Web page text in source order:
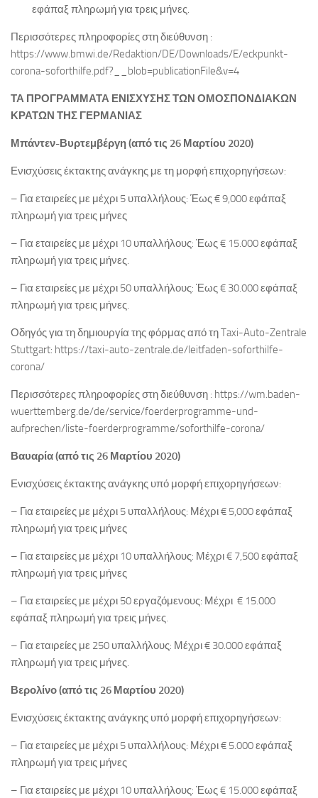
εφάπαξ πληρωμή για τρεις μήνες.
Περισσότερες πληροφορίες στη διεύθυνση :
https://www.bmwi.de/Redaktion/DE/Downloads/E/eckpunkt-
corona-soforthilfe.pdf?__blob=publicationFile&v=4
ΤΑ ΠΡΟΓΡΑΜΜΑΤΑ ΕΝΙΣΧΥΣΗΣ ΤΩΝ ΟΜΟΣΠΟΝΔΙΑΚΩΝ
ΚΡΑΤΩΝ ΤΗΣ ΓΕΡΜΑΝΙΑΣ
Μπάντεν-Βυρτεμβέργη (από τις 26 Μαρτίου 2020)
Ενισχύσεις έκτακτης ανάγκης με τη μορφή επιχορηγήσεων:
– Για εταιρείες με μέχρι 5 υπαλλήλους: Έως € 9,000 εφάπαξ
πληρωμή για τρεις μήνες
– Για εταιρείες με μέχρι 10 υπαλλήλους: Έως € 15.000 εφάπαξ
πληρωμή για τρεις μήνες.
– Για εταιρείες με μέχρι 50 υπαλλήλους: Έως € 30.000 εφάπαξ
πληρωμή για τρεις μήνες.
Οδηγός για τη δημιουργία της φόρμας από τη Taxi-Auto-Zentrale
Stuttgart: https://taxi-auto-zentrale.de/leitfaden-soforthilfe-
corona/
Περισσότερες πληροφορίες στη διεύθυνση : https://wm.baden-
wuerttemberg.de/de/service/foerderprogramme-und-
aufprechen/liste-foerderprogramme/soforthilfe-corona/
Βαυαρία (από τις 26 Μαρτίου 2020)
Ενισχύσεις έκτακτης ανάγκης υπό μορφή επιχορηγήσεων:
– Για εταιρείες με μέχρι 5 υπαλλήλους: Μέχρι € 5,000 εφάπαξ
πληρωμή για τρεις μήνες
– Για εταιρείες με μέχρι 10 υπαλλήλους: Μέχρι € 7,500 εφάπαξ
πληρωμή για τρεις μήνες
– Για εταιρείες με μέχρι 50 εργαζόμενους: Μέχρι € 15.000
εφάπαξ πληρωμή για τρεις μήνες.
– Για εταιρείες με 250 υπαλλήλους: Μέχρι € 30.000 εφάπαξ
πληρωμή για τρεις μήνες.
Βερολίνο (από τις 26 Μαρτίου 2020)
Ενισχύσεις έκτακτης ανάγκης υπό μορφή επιχορηγήσεων:
– Για εταιρείες με μέχρι 5 υπαλλήλους: Μέχρι € 5.000 εφάπαξ
πληρωμή για τρεις μήνες
– Για εταιρείες με μέχρι 10 υπαλλήλους: Έως € 15.000 εφάπαξ